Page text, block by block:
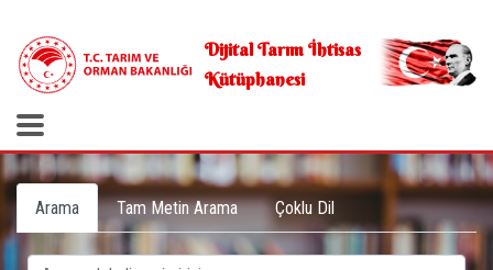
Dijital Tarım İhtisas
Kütüphanesi
Arama Tam Metin Arama Çoklu Dil